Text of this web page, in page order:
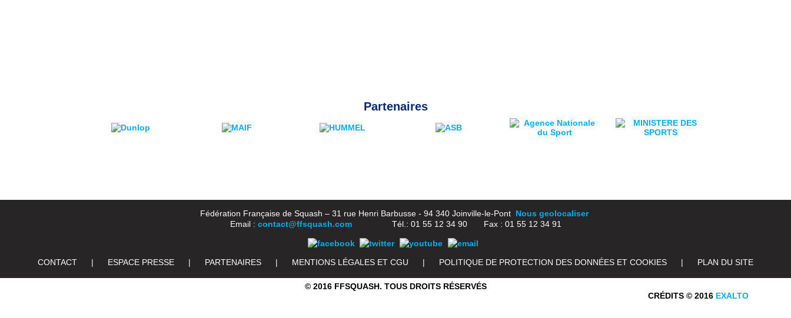
Partenaires
Fédération Française de Squash – 31 rue Henri Barbusse - 94 340 Joinville-le-Pont Nous geolocaliser
Email : contact@ffsquash.comTél.: 01 55 12 34 90 Fax : 01 55 12 34 91
CONTACT | ESPACE PRESSE | PARTENAIRES | MENTIONS LÉGALES ET CGU | POLITIQUE DE PROTECTION DES DONNÉES ET COOKIES | PLAN DU SITE
© 2016 FFSQUASH. TOUS DROITS RÉSERVÉS
CRÉDITS © 2016 EXALTO